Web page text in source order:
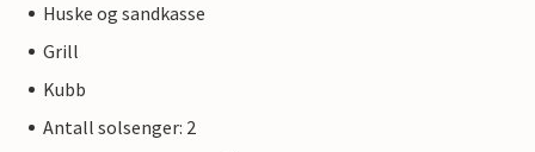
Huske og sandkasse
Grill
Kubb
Antall solsenger: 2